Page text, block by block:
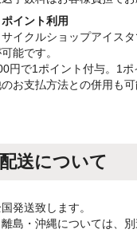
イント利用
イクルショップアイス
能です。
円で1ポイント付与。1ポ
お支払方法との併用も可
配送について
発送致します。
島・沖縄については、別